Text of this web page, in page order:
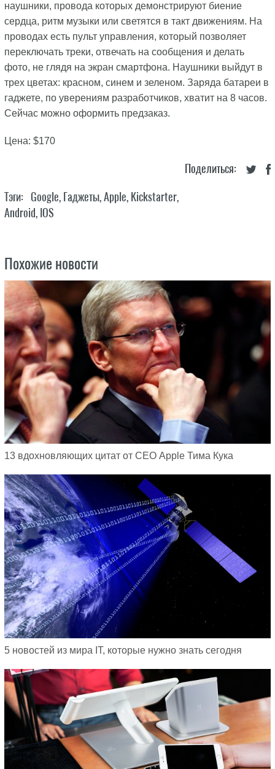
наушники, провода которых демонстрируют биение
сердца, ритм музыки или светятся в такт движениям. На
проводах есть пульт управления, который позволяет
переключать треки, отвечать на сообщения и делать
фото, не глядя на экран смартфона. Наушники выйдут в
трех цветах: красном, синем и зеленом. Заряда батареи в
гаджете, по уверениям разработчиков, хватит на 8 часов.
Сейчас можно оформить предзаказ.
Цена: $170
Поделиться:
Тэги: Google, Гаджеты,Apple, Kickstarter,
Android, IOS
Похожие новости
13 вдохновляющих цитат от CЕО Apple Тима Кука
5 новостей из мира IT, которые нужно знать сегодня